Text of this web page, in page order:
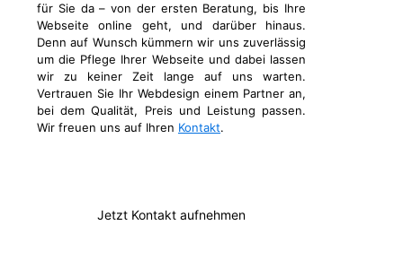
für Sie da – von der ersten Beratung, bis Ihre
Webseite online geht, und darüber hinaus.
Denn auf Wunsch kümmern wir uns zuverlässig
um die Pflege Ihrer Webseite und dabei lassen
wir zu keiner Zeit lange auf uns warten.
Vertrauen Sie Ihr Webdesign einem Partner an,
bei dem Qualität, Preis und Leistung passen.
Wir freuen uns auf Ihren Kontakt.
Jetzt Kontakt aufnehmen